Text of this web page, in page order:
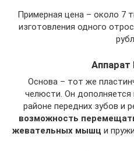
Примерная цена – около 7
изготовления одного
Основа – тот же
челюсти. Он
районе передних зубов и
возможность
жевательных мышц и